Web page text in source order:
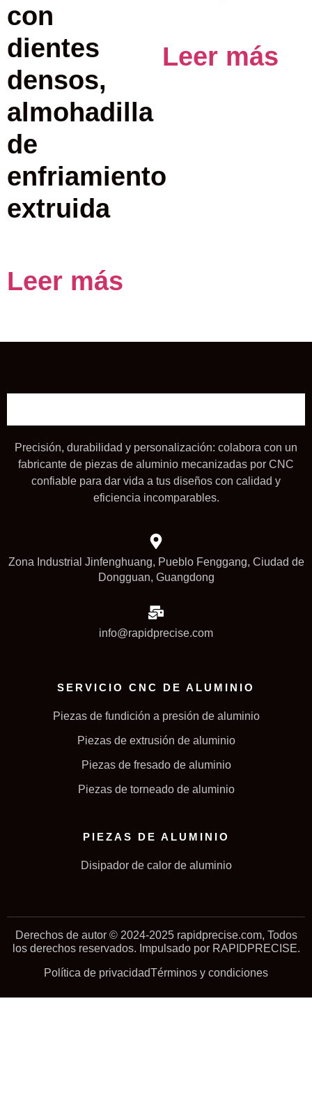
con
dientes
densos,
almohadilla
de
enfriamiento
extruida
Leer más
Leer más
Precisión, durabilidad y personalización: colabora con un
fabricante de piezas de aluminio mecanizadas por CNC
confiable para dar vida a tus diseños con calidad y
eficiencia incomparables.
Zona Industrial Jinfenghuang, Pueblo Fenggang, Ciudad de
Dongguan, Guangdong
info@rapidprecise.com
SERVICIO CNC DE ALUMINIO
Piezas de fundición a presión de aluminio
Piezas de extrusión de aluminio
Piezas de fresado de aluminio
Piezas de torneado de aluminio
PIEZAS DE ALUMINIO
Disipador de calor de aluminio
Derechos de autor © 2024-2025 rapidprecise.com, Todos
los derechos reservados. Impulsado por RAPIDPRECISE.
Política de privacidadTérminos y condiciones